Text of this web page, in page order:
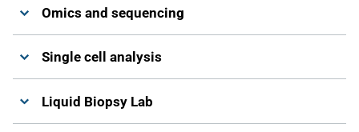
Omics and sequencing
Single cell analysis
Liquid Biopsy Lab